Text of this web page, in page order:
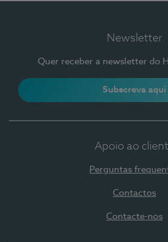
Newsletter
Quer receber a newsletter do
Subscreva aqui
Apoio ao
Perguntas
Contactos
Contacte-nos